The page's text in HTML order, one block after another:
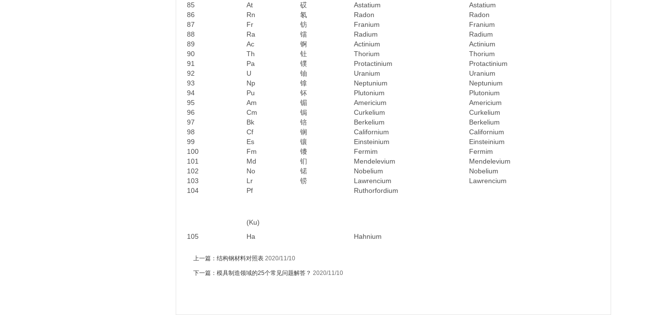
85
At 砹 Astatium
Astatium
86
Rn 氡 Radon
Radon
87
Fr 钫 Franium
Franium
88
Ra 镭 Radium
Radium
89
Ac 锕 Actinium
Actinium
90
Th 钍 Thorium
Thorium
91
Pa 镤 Protactinium
Protactinium
92
U 铀 Uranium
Uranium
93
Np 镎 Neptunium
Neptunium
94
Pu 钚 Plutonium
Plutonium
95
Am 镅 Americium
Americium
96
Cm 锔 Curkelium
Curkelium
97
Bk 锫 Berkelium
Berkelium
98
Cf 锎 Californium
Californium
99
Es 镶 Einsteinium
Einsteinium
100
Fm 镄 Fermim
Fermim
101
Md 钔 Mendelevium
Mendelevium
102
No 锘 Nobelium
Nobelium
103
Lr 铹 Lawrencium
Lawrencium
104
Pf
(Ku)
Ruthorfordium
105 Ha Hahnium
上一篇： 结构钢材料对照表 2020/11/10
下一篇： 模具制造领域的25个常见问题解答？ 2020/11/10